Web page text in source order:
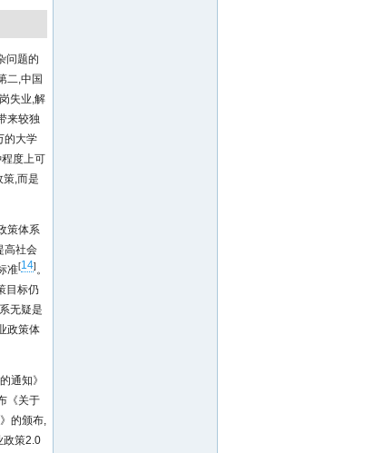
问题的
二,中国
失业,解
来较独
的大学
度上可
策,而是
策体系
高社会
准[14]。
目标仍
无疑是
政策体
通知》
《关于
的颁布,
政策2.0